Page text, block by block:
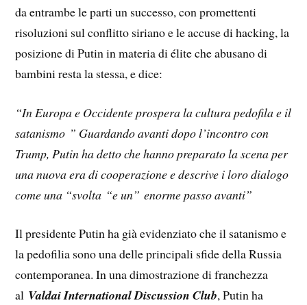
da entrambe le parti un successo, con promettenti
risoluzioni sul conflitto siriano e le accuse di hacking, la
posizione di Putin in materia di élite che abusano di
bambini resta la stessa, e dice:
“In Europa e Occidente prospera la cultura pedofila e il
satanismo ” Guardando avanti dopo l’incontro con
Trump, Putin ha detto che hanno preparato la scena per
una nuova era di cooperazione e descrive i loro dialogo
come una “svolta “e un” enorme passo avanti”
Il presidente Putin ha già evidenziato che il satanismo e
la pedofilia sono una delle principali sfide della Russia
contemporanea. In una dimostrazione di franchezza
al Valdai International Discussion Club, Putin ha